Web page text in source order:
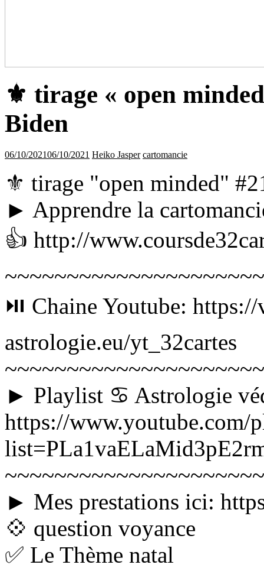
⚜ tirage « open
Biden
06/10/202106/10/2021 Heiko Jasper cartomancie
⚜ tirage "open minded"
► Apprendre la
👍 http://
⏯ Chaine Youtube: https://
astrologie.eu/yt_32cartes
► Playlist ♋ Astrologie
https://www.youtube.com/
► Mes prestations ici:
💠 question voyance
✅ Le Thème natal